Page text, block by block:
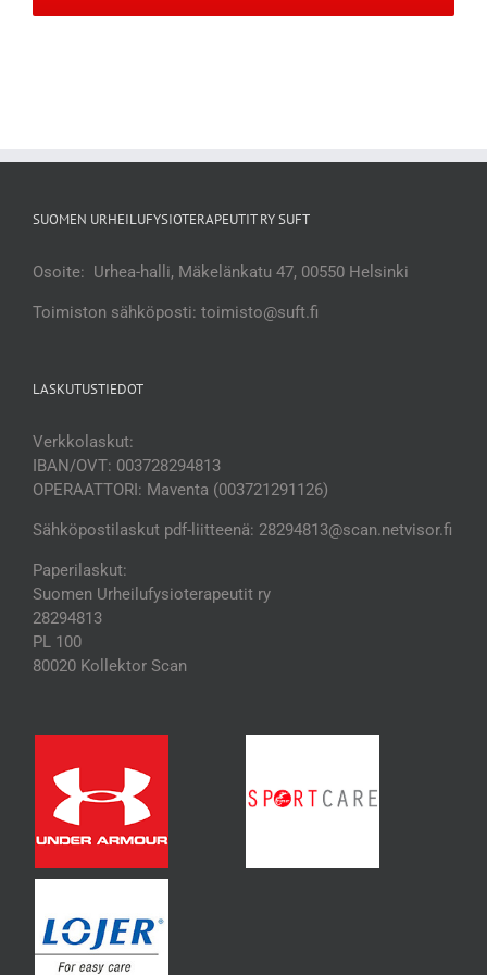
SUOMEN URHEILUFYSIOTERAPEUTIT RY SUFT
Osoite: Urhea-halli, Mäkelänkatu 47, 00550 Helsinki
Toimiston sähköposti: toimisto@suft.fi
LASKUTUSTIEDOT
Verkkolaskut:
IBAN/OVT: 003728294813
OPERAATTORI: Maventa (003721291126)
Sähköpostilaskut pdf-liitteenä: 28294813@scan.netvisor.fi
Paperilaskut:
Suomen Urheilufysioterapeutit ry
28294813
PL 100
80020 Kollektor Scan